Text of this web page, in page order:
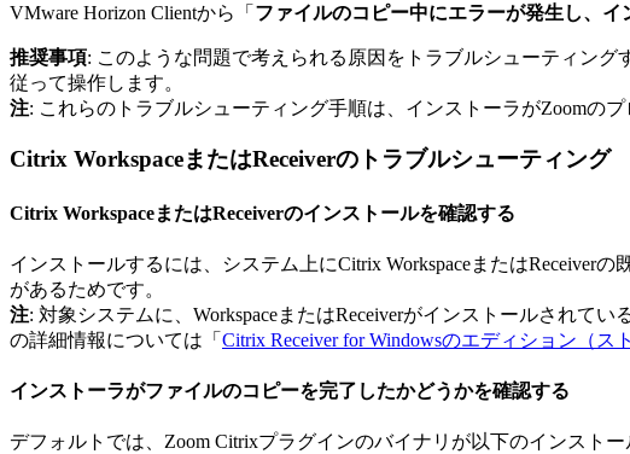
VMware Horizon Clientから「 ファイルのコピー中にエラーが発生し、
推奨事項: このような問題で考えられる原因をトラブルシューティン
従って操作します。
注: これらのトラブルシューティング手順は、インストーラがZoomの
Citrix WorkspaceまたはReceiverのトラブルシューティング
Citrix WorkspaceまたはReceiverのインストールを確認する
インストールするには、システム上にCitrix WorkspaceまたはReceiver
があるためです。
注: 対象システムに、WorkspaceまたはReceiverがインストールされて
の詳細情報については「 Citrix Receiver for Windowsのエディション（
インストーラがファイルのコピーを完了したかどうかを確認する
デフォルトでは、Zoom Citrixプラグインのバイナリが以下のインスト